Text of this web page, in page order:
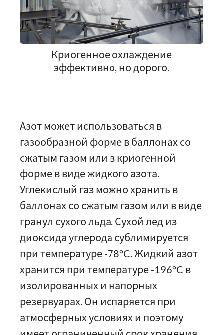
Криогенное охлаждение
эффективно, но дорого.
Азот может использоваться в
газообразной форме в баллонах со
сжатым газом или в криогенной
форме в виде жидкого азота.
Углекислый газ можно хранить в
баллонах со сжатым газом или в виде
гранул сухого льда. Сухой лед из
диоксида углерода сублимируется
при температуре -78°C. Жидкий азот
хранится при температуре -196°C в
изолированных и напорных
резервуарах. Он испаряется при
атмосферных условиях и поэтому